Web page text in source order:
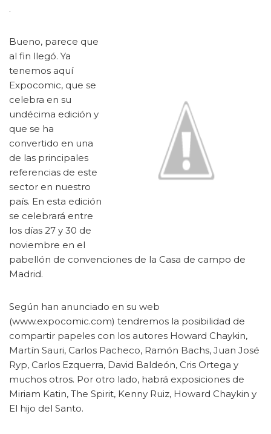
.
Bueno, parece que
al fin llegó. Ya
tenemos aquí
Expocomic, que se
celebra en su
undécima edición y
que se ha
convertido en una
de las principales
referencias de este
sector en nuestro
país. En esta edición
se celebrará entre
los días 27 y 30 de
noviembre en el
pabellón de convenciones de la Casa de campo de
Madrid.
Según han anunciado en su web
(www.expocomic.com) tendremos la posibilidad de
compartir papeles con los autores Howard Chaykin,
Martín Sauri, Carlos Pacheco, Ramón Bachs, Juan José
Ryp, Carlos Ezquerra, David Baldeón, Cris Ortega y
muchos otros. Por otro lado, habrá exposiciones de
Miriam Katin, The Spirit, Kenny Ruiz, Howard Chaykin y
El hijo del Santo.